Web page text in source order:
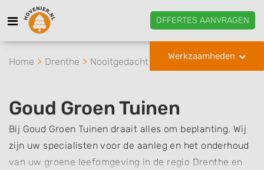
OFFERTES AANVRAGEN
Werkzaamheden
Home Drenthe Nooitgedacht Goud Groen Tuinen
Goud Groen Tuinen
Bij Goud Groen Tuinen draait alles om beplanting. Wij
zijn uw specialisten voor de aanleg en het onderhoud
van uw groene leefomgeving in de regio Drenthe en